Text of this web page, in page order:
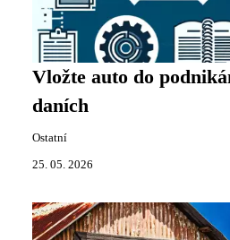
Vložte auto do
daních
Ostatní
25. 05. 2026